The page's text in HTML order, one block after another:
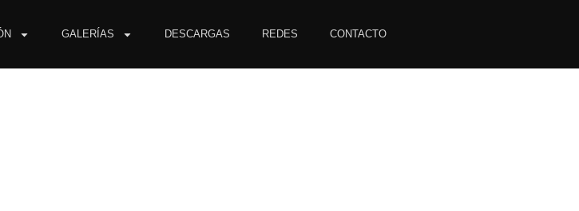
GALERÍAS DESCARGAS REDES CONTACTO